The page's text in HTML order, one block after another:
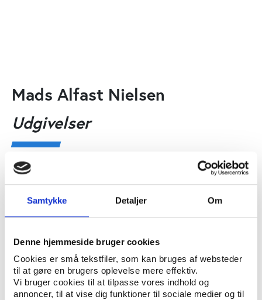
Samtykke Detaljer Om
Denne hjemmeside bruger cookies
Cookies er små tekstfiler, som kan bruges af websteder
til at gøre en brugers oplevelse mere effektiv.
Vi bruger cookies til at tilpasse vores indhold og
annoncer, til at vise dig funktioner til sociale medier og til
Mads Alfast Nielsen
Udgivelser
Artikler
Stabil omsætning men tilbagegang for
dansk håndbold
Mads Alfast Nielsen, Rasmus K. Storm